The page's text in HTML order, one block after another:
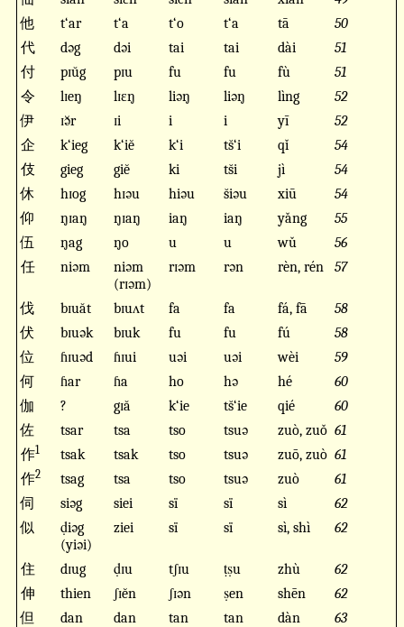
他
t‘ar t‘a t‘o t‘a tā
50
代
dəg dəi tai tai dài
51
付
pɪŭg pɪu fu fu fù
51
令
lɪeŋ lɪɛŋ liəŋ liəŋ lìng
52
伊
ɪə̆r ɪi i i yī
52
企
k‘ieg k‘iĕ k‘i ts̆‘i qǐ
54
伎
gieg giĕ ki ts̆i jì
54
休
hɪog hɪəu hiəu s̆iəu xiū
54
仰
ŋɪaŋ ŋɪaŋ iaŋ iaŋ yǎng
55
伍
ŋag ŋo u u wǔ
56
任
niəm
niəm
(rɪəm)
rɪəm rən rèn, rén 57
伐 bɪuăt bɪuʌt fa fa fá, fā
58
伏
bɪuək bɪuk fu fu fú
58
位
ɦɪuəd ɦɪui uəi uəi wèi
59
何
ɦar ɦa ho hə hé
60
伽
? gɪă k‘ie ts̆‘ie qié
60
佐
tsar tsa tso tsuə zuò, zuǒ 61
作1 tsak tsak tso tsuə zuō, zuò 61
作2 tsag tsa tso tsuə zuò
61
伺
siəg siei sï sï sì
62
似
ḍiəg
(yiəi)
ziei sï sï sì, shì 62
住 dɪug ḍɪu tʃɪu ṭṣu zhù
62
伸
thien ʃɪĕn ʃɪən ṣen shēn
62
但
dan dan tan tan dàn
63